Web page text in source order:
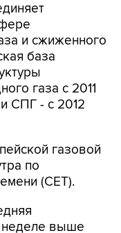
и сжиженного
база
газа с 2011
СПГ - с 2012
газовой
по
(CET).
неделе выше